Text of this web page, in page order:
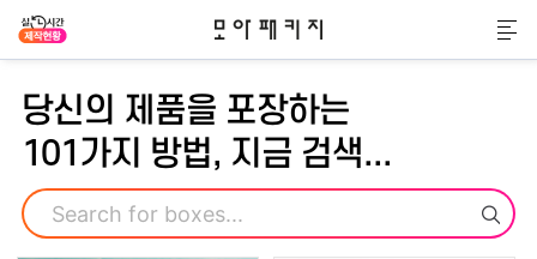
모아패키지
메
당신의 제품을 포장하는
101가지 방법, 지금 검색...
검색